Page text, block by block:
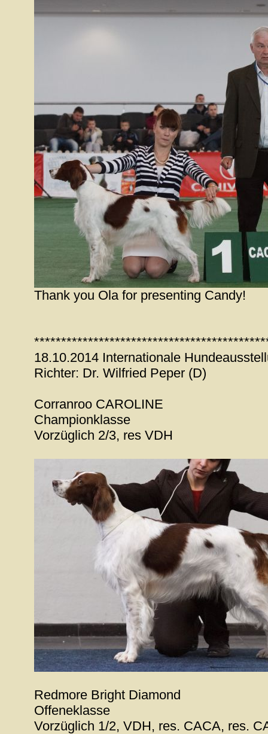
Thank you Ola for presenting Candy!
18.10.2014 Internationale
Richter: Dr. Wilfried Peper (D)
Corranroo CAROLINE
Championklasse
Vorzüglich 2/3, res VDH
Redmore Bright Diamond
Offeneklasse
Vorzüglich 1/2, VDH, res. CACA, res.